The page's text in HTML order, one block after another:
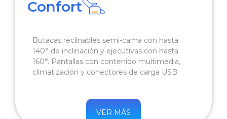
Confort
Butacas reclinables semi-cama con hasta
140° de inclinación y ejecutivas con hasta
160°. Pantallas con contenido multimedia,
climatización y conectores de carga USB.
VER MÁS